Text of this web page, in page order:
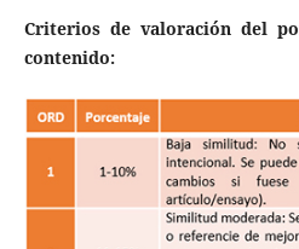
Criterios de valoración del
contenido: